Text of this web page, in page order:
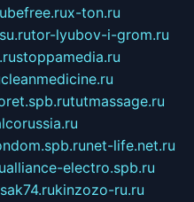
x-ton.ru
tor-lyubov-i-grom.ru
stoppamedia.ru
cleanmedicine.ru
tutmassage.ru
net-life.net.ru
alliance-electro.spb.ru
kinzozo-ru.ru